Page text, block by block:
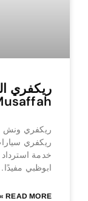
ريكفري ونش
ريكفري
خدمة
ابوظبي مفيدًا.
READ MORE »